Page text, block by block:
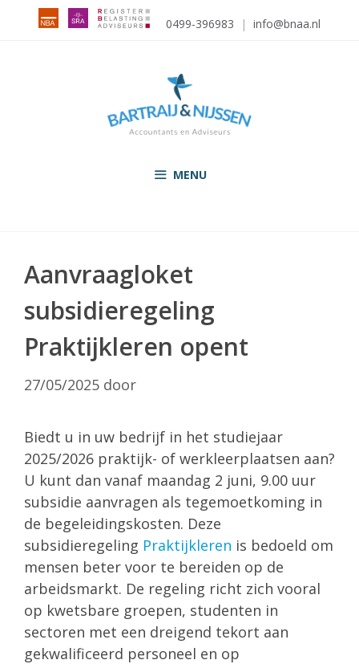
0499-396983 | info@bnaa.nl
MENU
Aanvraagloket
subsidieregeling
Praktijkleren opent
27/05/2025 door
Biedt u in uw bedrijf in het studiejaar
2025/2026 praktijk- of werkleerplaatsen aan?
U kunt dan vanaf maandag 2 juni, 9.00 uur
subsidie aanvragen als tegemoetkoming in
de begeleidingskosten. Deze
subsidieregeling Praktijkleren is bedoeld om
mensen beter voor te bereiden op de
arbeidsmarkt. De regeling richt zich vooral
op kwetsbare groepen, studenten in
sectoren met een dreigend tekort aan
gekwalificeerd personeel en op